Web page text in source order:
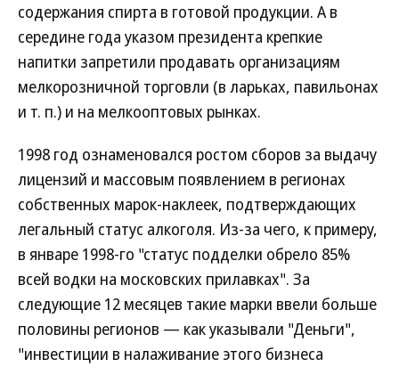
содержания спирта в готовой продукции. А в
середине года указом президента крепкие
напитки запретили продавать организациям
мелкорозничной торговли (в ларьках, павильонах
и т. п.) и на мелкооптовых рынках.
1998 год ознаменовался ростом сборов за выдачу
лицензий и массовым появлением в регионах
собственных марок-наклеек, подтверждающих
легальный статус алкоголя. Из-за чего, к примеру,
в январе 1998-го "статус подделки обрело 85%
всей водки на московских прилавках". За
следующие 12 месяцев такие марки ввели больше
половины регионов — как указывали "Деньги",
"инвестиции в налаживание этого бизнеса